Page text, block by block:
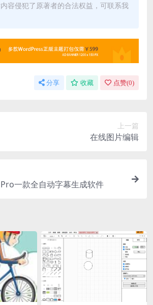
容侵犯了原著者的合法权益，可联系我
分享 收藏 点赞(0)
上一篇
在线图片编辑
一款全自动字幕生成软件